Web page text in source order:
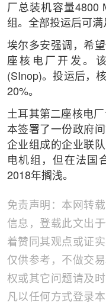
厂总装机容量4800
组。全部投运后可满
埃尔多安强调，希
座核电厂开发。
(SInop)。投运后，
20%。
土耳其第二座核电
本签署了一份政府
企业组成的企业联
电机组，但在法国
2018年搁浅。
免责声明：本网转
信息，登载此文出
着赞同其观点或证
仅供参考，不做交
权或其它问题请及
凡以任何方式登录